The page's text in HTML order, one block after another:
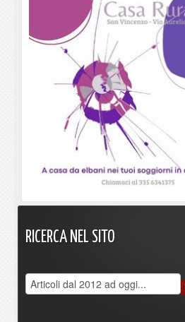
RICERCA NEL SITO